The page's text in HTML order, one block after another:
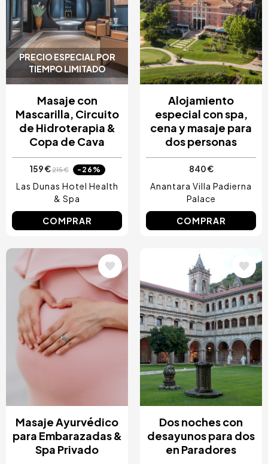
PRECIO ESPECIAL POR
TIEMPO LIMITADO
Masaje con
Mascarilla, Circuito
de Hidroterapia &
Copa de Cava
159 €215 € -26%
Las Dunas Hotel Health
& Spa
COMPRAR
Alojamiento
especial con spa,
cena y masaje para
dos personas
840 €
Anantara Villa Padierna
Palace
COMPRAR
Image
Masaje Ayurvédico
para Embarazadas &
Spa Privado
Image
Dos noches con
desayunos para dos
en Paradores